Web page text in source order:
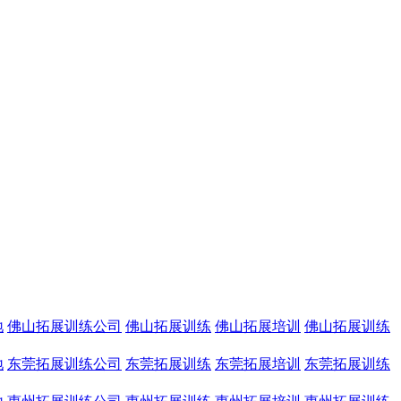
佛山拓展训练公司 佛山拓展训练 佛山拓展培训 佛山拓展训练
东莞拓展训练公司 东莞拓展训练 东莞拓展培训 东莞拓展训练